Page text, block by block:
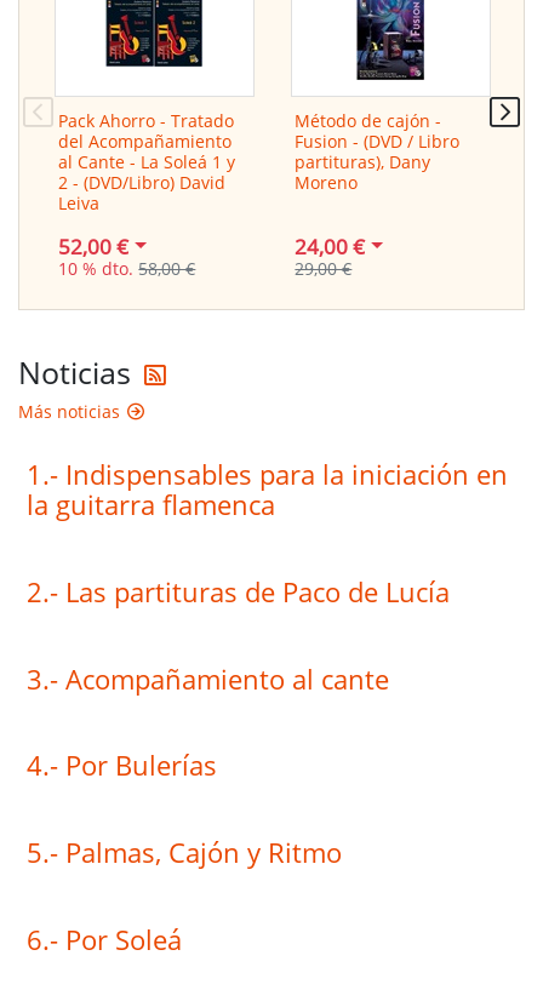
Pack Ahorro - Tratado
del Acompañamiento
al Cante - La Soleá 1 y
2 - (DVD/Libro) David
Leiva
52,00 €
10 % dto. 58,00 €
Método de cajón -
Fusion - (DVD / Libro
partituras), Dany
Moreno
24,00 €
29,00 €
Noticias
Más noticias
1.- Indispensables para la iniciación en
la guitarra flamenca
2.- Las partituras de Paco de Lucía
3.- Acompañamiento al cante
4.- Por Bulerías
5.- Palmas, Cajón y Ritmo
6.- Por Soleá